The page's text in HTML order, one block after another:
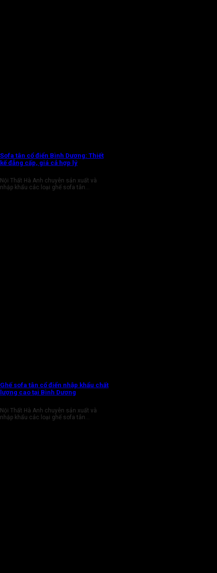
Sofa tân cổ điển Bình Dương: Thiết
kế đẳng cấp, giá cả hợp lý
Nội Thất Hà Anh chuyên sản xuất và
nhập khẩu các loại ghế sofa tân...
Ghế sofa tân cổ điển nhập khẩu chất
lượng cao tại Bình Dương
Nội Thất Hà Anh chuyên sản xuất và
nhập khẩu các loại ghế sofa tân...